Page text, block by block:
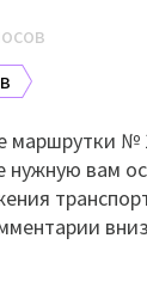
маршрутки №
вам